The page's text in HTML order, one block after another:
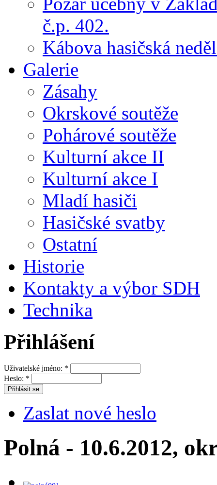
č.p. 402.
Kábova hasičská
Galerie
Zásahy
Okrskové soutěže
Pohárové soutěže
Kulturní akce II
Kulturní akce I
Mladí hasiči
Hasičské svatby
Ostatní
Historie
Kontakty a výbor SDH
Technika
Přihlášení
Uživatelské jméno: *
Heslo: *
Zaslat nové heslo
Polná - 10.6.2012,